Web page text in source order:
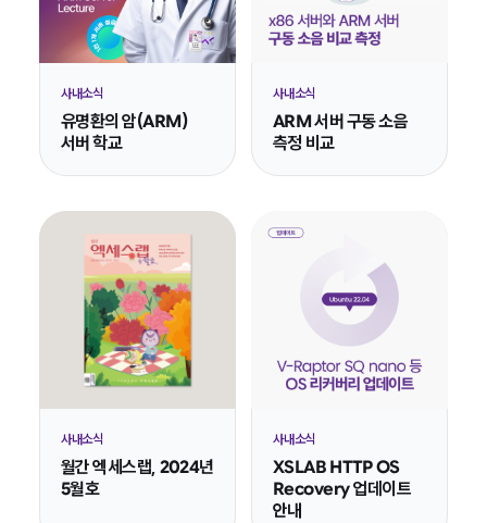
사내소식
유명환의 암(ARM)
서버 학교
사내소식
ARM 서버 구동 소음
측정 비교
사내소식
월간 엑세스랩, 2024년
5월호
사내소식
XSLAB HTTP OS
Recovery 업데이트
안내